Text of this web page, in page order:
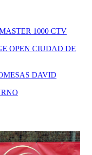
1000 CTV
OPEN CIUDAD DE
DAVID